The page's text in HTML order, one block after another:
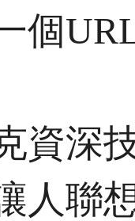
個
資深
人聯